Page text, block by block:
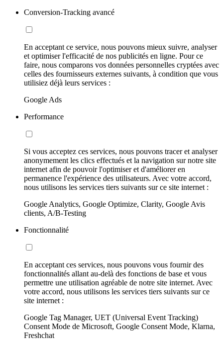
Conversion-Tracking avancé
En acceptant ce service, nous pouvons mieux suivre, analyser
et optimiser l'efficacité de nos publicités en ligne. Pour ce
faire, nous comparons vos données personnelles cryptées avec
celles des fournisseurs externes suivants, à condition que vous
utilisiez déjà leurs services :
Google Ads
Performance
Si vous acceptez ces services, nous pouvons tracer et analyser
anonymement les clics effectués et la navigation sur notre site
internet afin de pouvoir l'optimiser et d'améliorer en
permanence l'expérience des utilisateurs. Avec votre accord,
nous utilisons les services tiers suivants sur ce site internet :
Google Analytics, Google Optimize, Clarity, Google Avis
clients, A/B-Testing
Fonctionnalité
En acceptant ces services, nous pouvons vous fournir des
fonctionnalités allant au-delà des fonctions de base et vous
permettre une utilisation agréable de notre site internet. Avec
votre accord, nous utilisons les services tiers suivants sur ce
site internet :
Google Tag Manager, UET (Universal Event Tracking)
Consent Mode de Microsoft, Google Consent Mode, Klarna,
Freshchat